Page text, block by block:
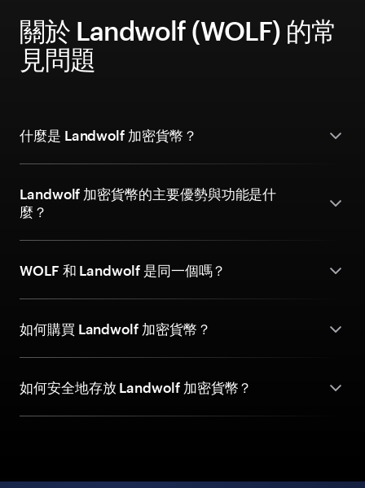
關於 Landwolf (WOLF) 的常
見問題
什麼是 Landwolf 加密貨幣？
Landwolf 加密貨幣的主要優勢與功能是什
麼？
WOLF 和 Landwolf 是同一個嗎？
如何購買 Landwolf 加密貨幣？
如何安全地存放 Landwolf 加密貨幣？